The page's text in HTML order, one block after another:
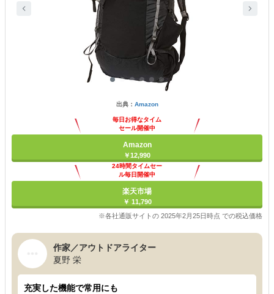
出典： Amazon
毎日お得なタイム
セール開催中
Amazon
￥12,990
24時間タイムセー
ル毎日開催中
楽天市場
￥ 11,790
※各社通販サイトの 2025年2月25日時点 での税込価格
作家／アウトドアライター
夏野 栄
充実した機能で常用にも